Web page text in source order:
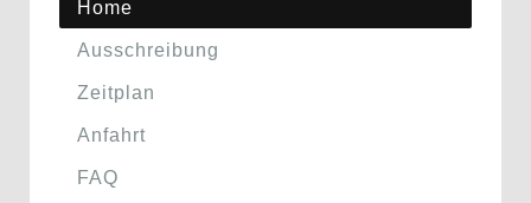
Home
Ausschreibung
Zeitplan
Anfahrt
FAQ